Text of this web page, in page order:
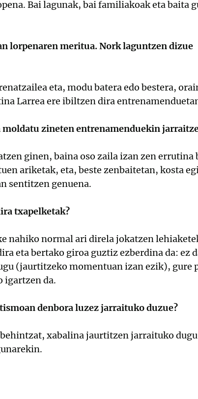
Bai lagunak, bai familiakoak eta baita
lorpenaren meritua. Nork laguntzen dizue
eta, modu batera edo bestera,
Larrea ere ibiltzen dira
zineten entrenamenduekin
ginen, baina oso zaila izan zen errutina
ariketak, eta, beste zenbaitetan, kosta
sentitzen genuena.
txapelketak?
nahiko normal ari direla jokatzen
eta bertako giroa guztiz ezberdina da: ez
(jaurtitzeko momentuan izan ezik), gure
igartzen da.
denbora luzez jarraituko duzue?
xabalina jaurtitzen jarraituko